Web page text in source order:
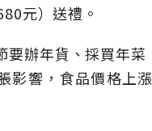
元）送禮。
要辦年貨、採買年
影響，食品價格上